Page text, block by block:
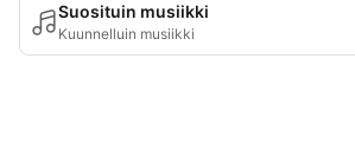
Suosituin musiikki
Kuunnelluin musiikki